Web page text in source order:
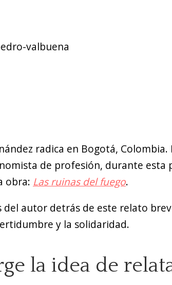
radica en Bogotá,
de profesión, durante
obra: Las ruinas del fuego.
del autor detrás de este relato
y la solidaridad.
la idea de